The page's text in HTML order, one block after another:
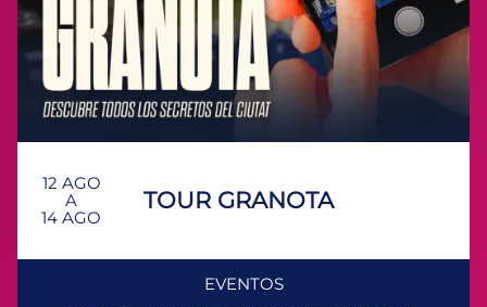
12 AGO
A
14 AGO
TOUR GRANOTA
EVENTOS